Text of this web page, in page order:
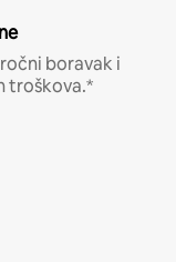
boravak i
troškova.*